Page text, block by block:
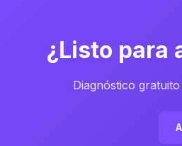
¿Listo para
Diagnóstico